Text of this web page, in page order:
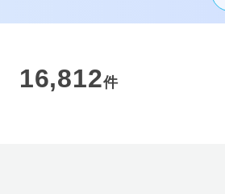
16,812件